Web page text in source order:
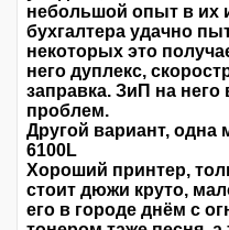
небольшой опыт в их
бухгалтера удачно
некоторых это
него дуплекс,
заправка. ЗиП на
проблем.
Другой вариант, одна
6100L
Хороший принтер,
стоит дюжи круто,
его в городе днём с